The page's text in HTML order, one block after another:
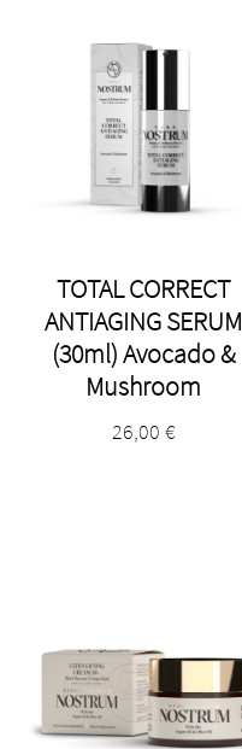
TOTAL CORRECT
ANTIAGING SERUM
(30ml) Avocado &
Mushroom
26,00 €